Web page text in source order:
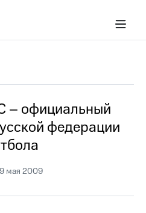
– официальный
федерации
мая 2009